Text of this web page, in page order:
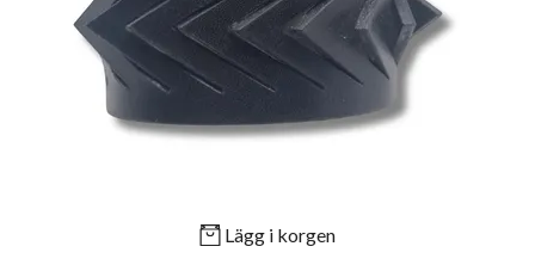
Lägg i korgen